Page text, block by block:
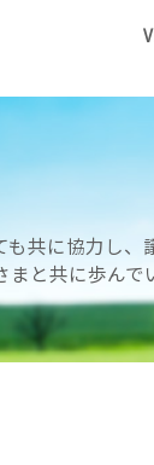
も共に協力し
と共に歩んで